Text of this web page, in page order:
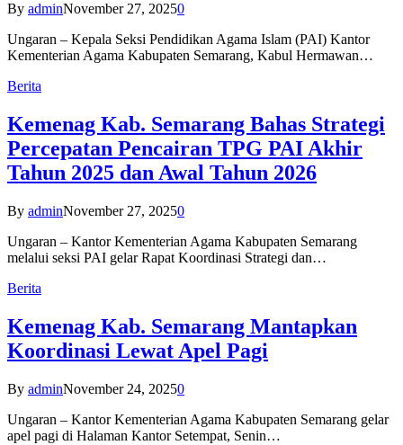
By adminNovember 27, 20250
Ungaran – Kepala Seksi Pendidikan Agama Islam (PAI) Kantor
Kementerian Agama Kabupaten Semarang, Kabul Hermawan…
Berita
Kemenag Kab. Semarang Bahas Strategi
Percepatan Pencairan TPG PAI Akhir
Tahun 2025 dan Awal Tahun 2026
By adminNovember 27, 20250
Ungaran – Kantor Kementerian Agama Kabupaten Semarang
melalui seksi PAI gelar Rapat Koordinasi Strategi dan…
Berita
Kemenag Kab. Semarang Mantapkan
Koordinasi Lewat Apel Pagi
By adminNovember 24, 20250
Ungaran – Kantor Kementerian Agama Kabupaten Semarang gelar
apel pagi di Halaman Kantor Setempat, Senin…